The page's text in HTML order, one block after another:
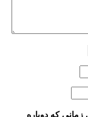
که دوباره